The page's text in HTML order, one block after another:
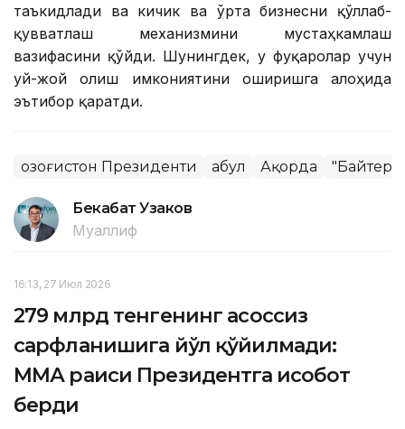
таъкидлади ва кичик ва ўрта бизнесни қўллаб-
қувватлаш механизмини мустаҳкамлаш
вазифасини қўйди. Шунингдек, у фуқаролар учун
уй-жой олиш имкониятини оширишга алоҳида
эътибор қаратди.
Қозоғистон Президенти Қабул Ақорда
Бекабат Узаков
Муаллиф
16:13, 27 Июл 2026
279 млрд тенгенинг асоссиз
сарфланишига йўл қўйилмади:
ММА раиси Президентга ҳисобот
берди